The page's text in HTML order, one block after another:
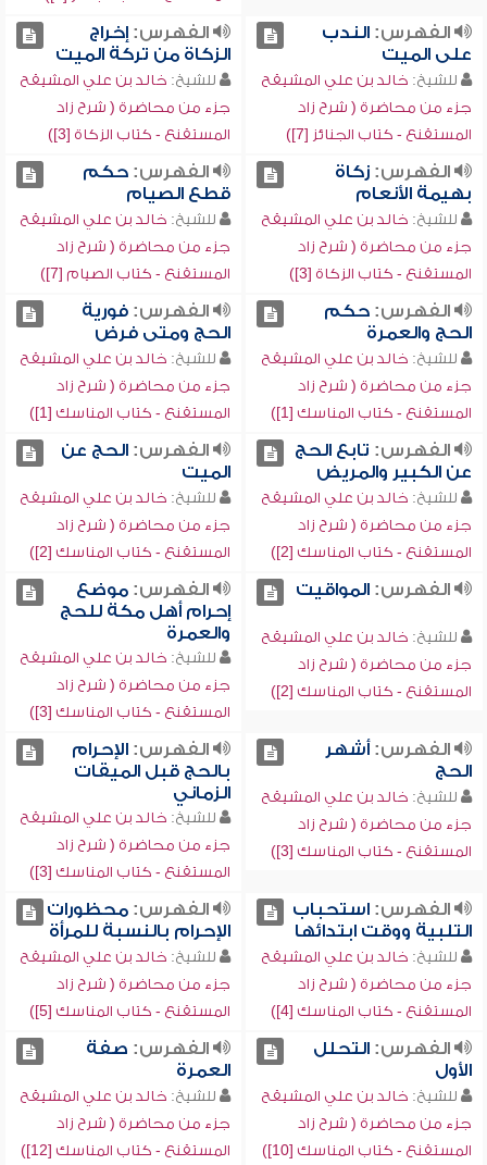
الفهرس:الندب
على الميت
للشيخ: خالد بن علي المشيقح
جزء من محاضرة ( شرح زاد
المستقنع - كتاب الجنائز [7])
الفهرس:إخراج
الزكاة من تركة الميت
للشيخ: خالد بن علي المشيقح
جزء من محاضرة ( شرح زاد
المستقنع - كتاب الزكاة [3])
الفهرس:زكاة
بهيمة الأنعام
للشيخ: خالد بن علي المشيقح
جزء من محاضرة ( شرح زاد
المستقنع - كتاب الزكاة [3])
الفهرس:حكم
قطع الصيام
للشيخ: خالد بن علي المشيقح
جزء من محاضرة ( شرح زاد
المستقنع - كتاب الصيام [7])
الفهرس:حكم
الحج والعمرة
للشيخ: خالد بن علي المشيقح
جزء من محاضرة ( شرح زاد
المستقنع - كتاب المناسك [1])
الفهرس:فورية
الحج ومتى فرض
للشيخ: خالد بن علي المشيقح
جزء من محاضرة ( شرح زاد
المستقنع - كتاب المناسك [1])
الفهرس: تابع الحج
عن الكبير والمريض
للشيخ: خالد بن علي المشيقح
جزء من محاضرة ( شرح زاد
المستقنع - كتاب المناسك [2])
الفهرس:الحج عن
الميت
للشيخ: خالد بن علي المشيقح
جزء من محاضرة ( شرح زاد
المستقنع - كتاب المناسك [2])
الفهرس:المواقيت
للشيخ: خالد بن علي المشيقح
جزء من محاضرة ( شرح زاد
المستقنع - كتاب المناسك [2])
الفهرس:موضع
إحرام أهل مكة للحج
والعمرة
للشيخ: خالد بن علي المشيقح
جزء من محاضرة ( شرح زاد
المستقنع - كتاب المناسك [3])
الفهرس:أشهر
الحج
للشيخ: خالد بن علي المشيقح
جزء من محاضرة ( شرح زاد
المستقنع - كتاب المناسك [3])
الفهرس:الإحرام
بالحج قبل الميقات
الزماني
للشيخ: خالد بن علي المشيقح
جزء من محاضرة ( شرح زاد
المستقنع - كتاب المناسك [3])
الفهرس:استحباب
التلبية ووقت ابتدائها
للشيخ: خالد بن علي المشيقح
جزء من محاضرة ( شرح زاد
المستقنع - كتاب المناسك [4])
الفهرس:محظورات
الإحرام بالنسبة للمرأة
للشيخ: خالد بن علي المشيقح
جزء من محاضرة ( شرح زاد
المستقنع - كتاب المناسك [5])
الفهرس:التحلل
الأول
للشيخ: خالد بن علي المشيقح
جزء من محاضرة ( شرح زاد
المستقنع - كتاب المناسك [10])
الفهرس: صفة
العمرة
للشيخ: خالد بن علي المشيقح
جزء من محاضرة ( شرح زاد
المستقنع - كتاب المناسك [12])